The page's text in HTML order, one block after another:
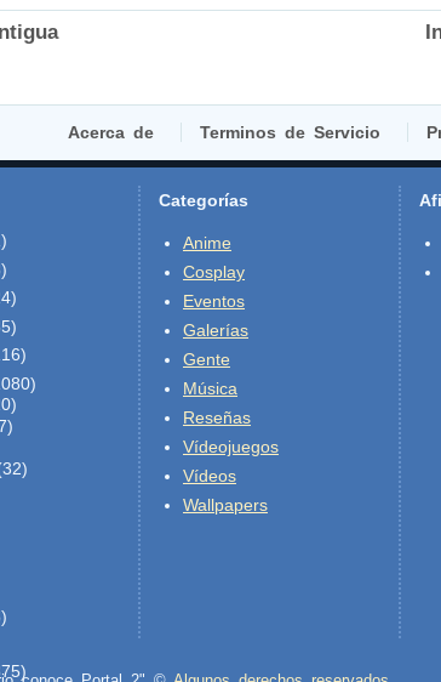
Acerca de Terminos de Servicio
Categorías
Anime
Cosplay
Eventos
Galerías
Gente
Música
Reseñas
Vídeojuegos
Vídeos
Wallpapers